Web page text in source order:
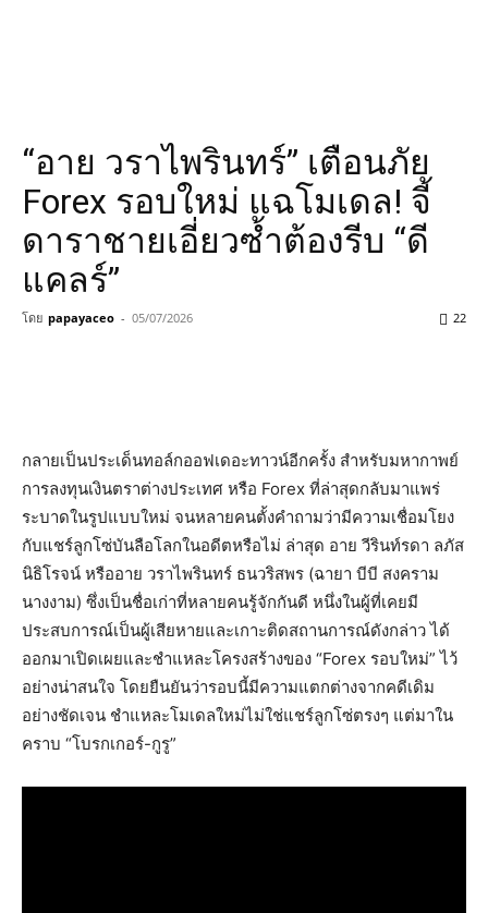
​“อาย วราไพรินทร์” เตือนภัย
Forex รอบใหม่ แฉโมเดล! จี้
ดาราชายเอี่ยวซ้ำต้องรีบ “ดี
แคลร์”
โดย papayaceo - 05/07/2026 22
กลายเป็นประเด็นทอล์กออฟเดอะทาวน์อีกครั้ง สำหรับมหากาพย์
การลงทุนเงินตราต่างประเทศ หรือ Forex ที่ล่าสุดกลับมาแพร่
ระบาดในรูปแบบใหม่ จนหลายคนตั้งคำถามว่ามีความเชื่อมโยง
กับแชร์ลูกโซ่บันลือโลกในอดีตหรือไม่​ ล่าสุด อาย วีรินท์รดา ลภัส
นิธิโรจน์ หรืออาย วราไพรินทร์ ธนวริสพร (ฉายา บีบี สงคราม
นางงาม) ซึ่งเป็นชื่อเก่าที่หลายคนรู้จักกันดี​ หนึ่งในผู้ที่เคยมี
ประสบการณ์เป็นผู้เสียหายและเกาะติดสถานการณ์ดังกล่าว ได้
ออกมาเปิดเผยและชำแหละโครงสร้างของ “Forex รอบใหม่” ไว้
อย่างน่าสนใจ โดยยืนยันว่ารอบนี้มีความแตกต่างจากคดีเดิม
อย่างชัดเจน​ ชำแหละโมเดลใหม่ไม่ใช่แชร์ลูกโซ่ตรงๆ แต่มาใน
คราบ “โบรกเกอร์-กูรู”